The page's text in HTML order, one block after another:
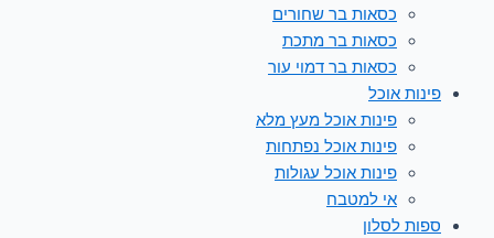
כסאות בר שחורים
כסאות בר מתכת
כסאות בר דמוי עור
פינות אוכל
פינות אוכל מעץ מלא
פינות אוכל נפתחות
פינות אוכל עגולות
אי למטבח
ספות לסלון